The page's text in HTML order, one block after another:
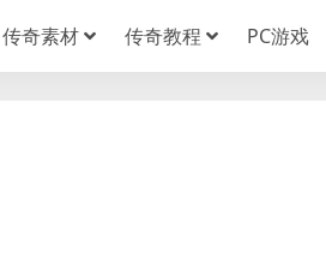
传奇素材 传奇教程 PC游戏